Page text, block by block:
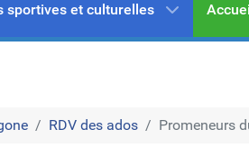
sportives et culturelles
RDV des ados Promeneurs